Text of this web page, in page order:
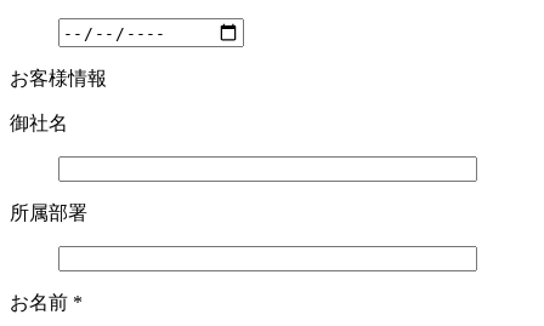
お客様情報
御社名
所属部署
お名前 *